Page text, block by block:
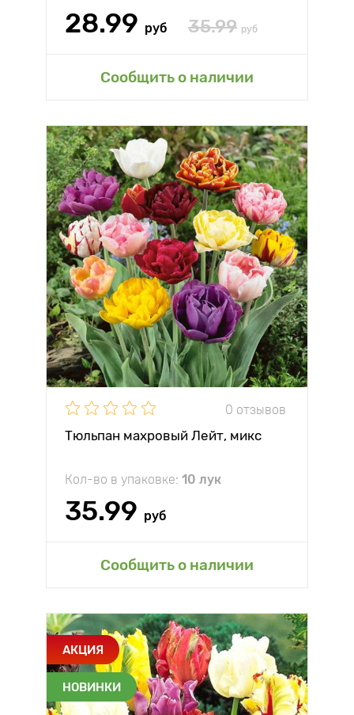
28.99 руб 35.99 руб
Сообщить о наличии
0 отзывов
Тюльпан махровый Лейт, микс
Кол-во в упаковке: 10 лук
35.99 руб
Сообщить о наличии
АКЦИЯ
НОВИНКИ